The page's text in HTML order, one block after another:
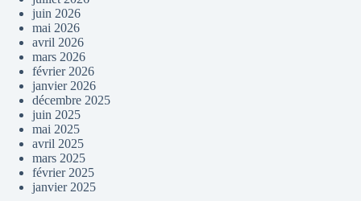
juin 2026
mai 2026
avril 2026
mars 2026
février 2026
janvier 2026
décembre 2025
juin 2025
mai 2025
avril 2025
mars 2025
février 2025
janvier 2025